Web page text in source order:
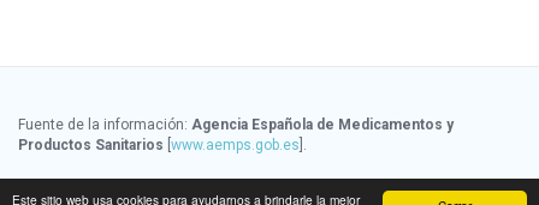
Este sitio web usa cookies para ayudarnos a brindarle la mejor
Fuente de la información: Agencia Española de Medicamentos y
Productos Sanitarios www.aemps.gob.es ].
Ministerio de Sanidad, Servicios